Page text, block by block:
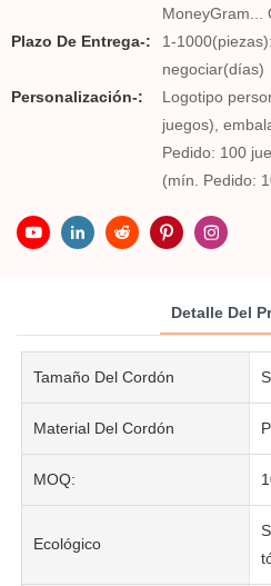
MoneyGram...
Plazo De Entrega-:
1-
negociar(días)
Personalización-:
Logotipo
juegos),
Pedido: 100
(mín. Pedido:
Detalle Del
Tamaño Del Cordón
Material Del Cordón
MOQ:
Ecológico